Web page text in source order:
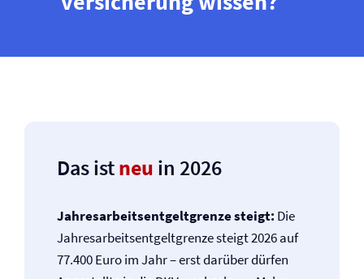
Das istneu in 2026
Jahresarbeitsentgeltgrenze steigt: Die
Jahresarbeitsentgeltgrenze steigt 2026 auf
77.400 Euro im Jahr – erst darüber dürfen